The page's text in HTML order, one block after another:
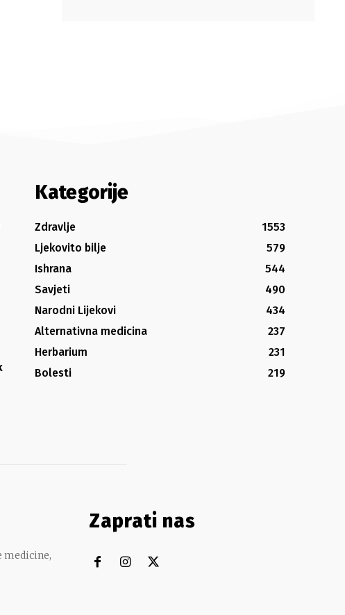
Kategorije
Zdravlje
1553
Ljekovito bilje
579
Ishrana
544
Savjeti
490
Narodni Lijekovi
434
Alternativna medicina
237
Herbarium
231
Bolesti
219
Zaprati nas